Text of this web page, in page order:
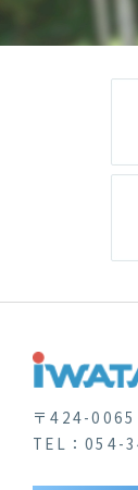
〒424-
TEL：054-